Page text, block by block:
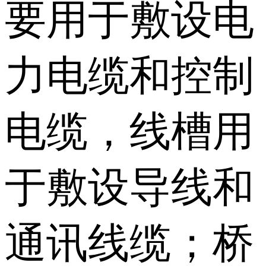
要用于敷设电
力电缆和控制
电缆，线槽用
于敷设导线和
通讯线缆；桥